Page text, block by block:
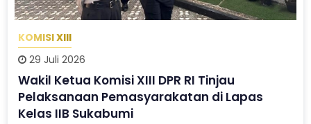
KOMISI XIII
29 Juli 2026
Wakil Ketua Komisi XIII DPR RI Tinjau
Pelaksanaan Pemasyarakatan di Lapas
Kelas IIB Sukabumi